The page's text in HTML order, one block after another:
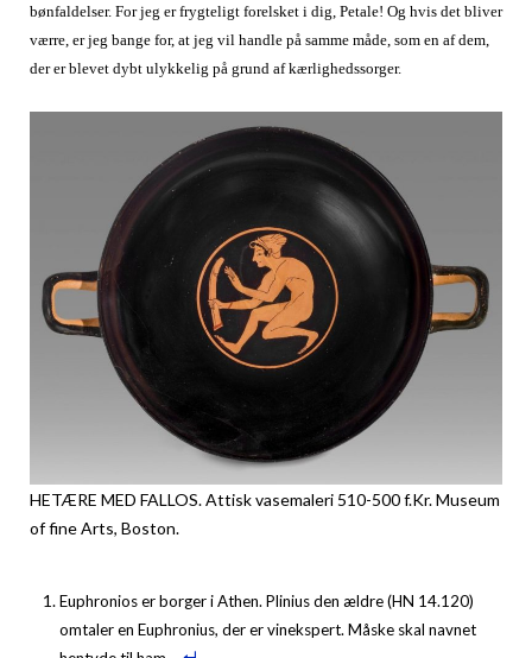
bønfaldelser. For jeg er frygteligt forelsket i dig, Petale! Og hvis det bliver
værre, er jeg bange for, at jeg vil handle på samme måde, som en af dem,
der er blevet dybt ulykkelig på grund af kærlighedssorger.
HETÆRE MED FALLOS. Attisk vasemaleri 510-500 f.Kr. Museum
of fine Arts, Boston.
Euphronios er borger i Athen. Plinius den ældre (HN 14.120)
omtaler en Euphronius, der er vinekspert. Måske skal navnet